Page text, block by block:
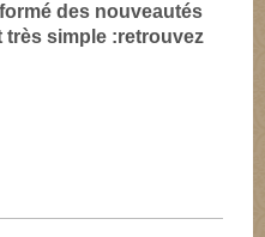
des nouveautés
simple :retrouvez